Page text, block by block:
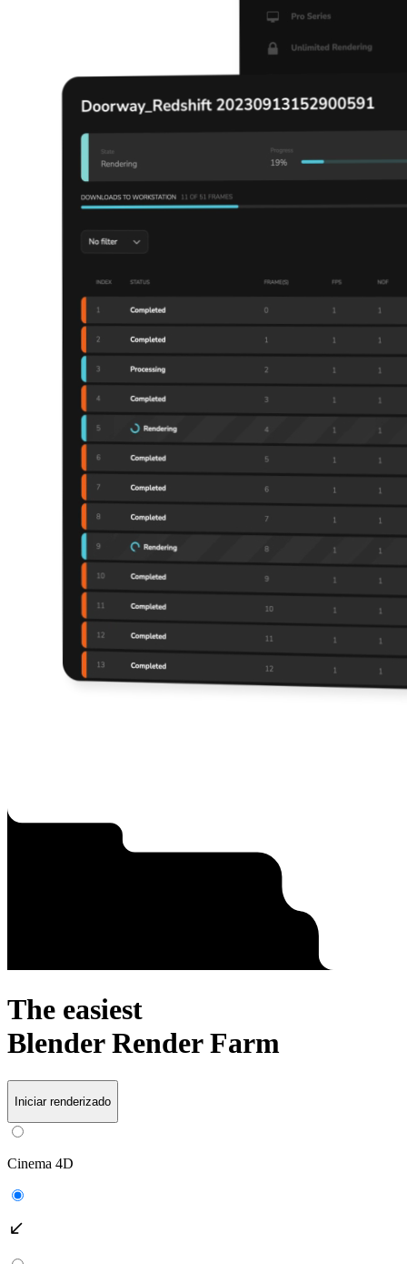
The easiest
Blender Render Farm
Iniciar renderizado
Cinema 4D
south_west